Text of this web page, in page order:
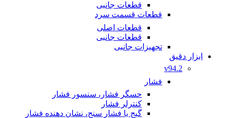
قطعات جانبی
قطعات قسمت سرد
قطعات اصلی
قطعات جانبی
تجهیزات جانبی
ابزار دقیق
v94.2
فشار
حسگر فشار، سنسور فشار
کنترلر فشار
گیج یا فشار سنج، نشان دهنده فشار